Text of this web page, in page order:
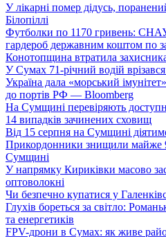
У лікарні помер дідусь,
Білопіллі
Футболки по 1170 гривень:
гардероб державним коштом по
Конотопщина втратила
У Сумах 71-річний водій
Україна дала «морський
до портів РФ — Bloomberg
На Сумщині перевіряють
14 випадків зачинених сховищ
Від 15 серпня на Сумщині
Прикордонники знищили
Сумщині
У напрямку Кириківки масово
оптоволокні
Чи безпечно купатися у
Глухів бореться за світло:
та енергетиків
FPV-дрони в Сумах: як живе